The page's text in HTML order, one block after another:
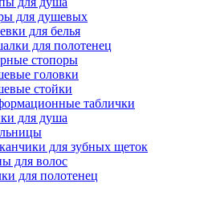
для душевых
для белья
для полотенец
стопоры
головки
стойки
таблички
для душа
для зубных щеток
для волос
для полотенец